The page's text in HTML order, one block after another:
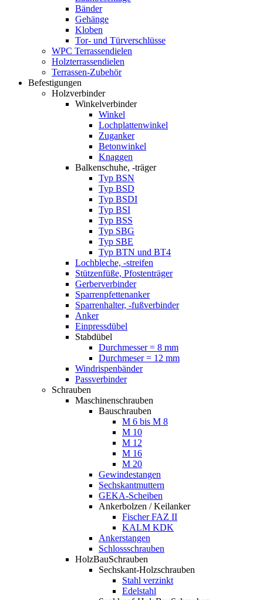
Bänder
Gehänge
Kloben
Tor- und Türverschlüsse
WPC Terrassendielen
Holzterrassendielen
Terrassen-Zubehör
Befestigungen
Holzverbinder
Winkelverbinder
Winkel
Lochplattenwinkel
Zuganker
Betonwinkel
Knaggen
Balkenschuhe, -träger
Typ BSN
Typ BSD
Typ BSDI
Typ BSI
Typ BSS
Typ SBG
Typ SBE
Typ BTN und BT4
Lochbleche, -streifen
Stützenfüße, Pfostenträger
Gerberverbinder
Sparrenpfettenanker
Sparrenhalter, -fußverbinder
Anker
Einpressdübel
Stabdübel
Durchmesser = 8 mm
Durchmeser = 12 mm
Windrispenbänder
Passverbinder
Schrauben
Maschinenschrauben
Bauschrauben
M 6 bis M 8
M 10
M 12
M 16
M 20
Gewindestangen
Sechskantmuttern
GEKA-Scheiben
Ankerbolzen / Keilanker
Fischer FAZ II
KALM KDK
Ankerstangen
Schlossschrauben
HolzBauSchrauben
Sechskant-Holzschrauben
Stahl verzinkt
Edelstahl